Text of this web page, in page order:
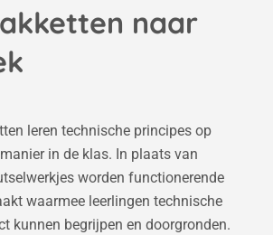
naar
leren technische principes op
in de klas. In plaats van
worden functionerende
waarmee leerlingen technische
kunnen begrijpen en doorgronden.